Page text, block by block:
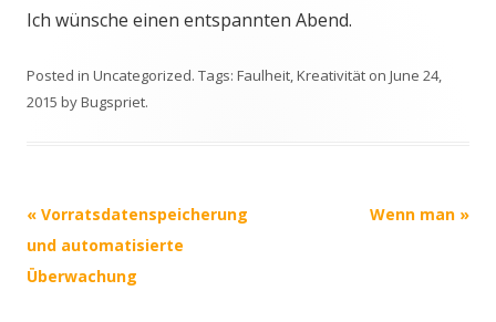
Ich wünsche einen entspannten Abend.
Posted in Uncategorized. Tags: Faulheit,Kreativität on June 24,
2015 byBugspriet.
Post
navigation
« Vorratsdatenspeicherung
und automatisierte
Überwachung
Wenn man »